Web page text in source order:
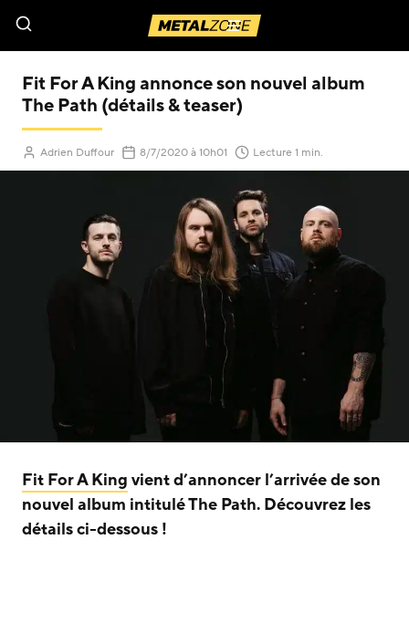
Menu
Fit For A King annonce son nouvel album
The Path (détails & teaser)
Adrien Duffour 8/7/2020(Mis à jour le
à 10h01 Lecture 1 min.
Fit For A King vient d’annoncer l’arrivée de son
nouvel album intitulé The Path. Découvrez les
détails ci-dessous !